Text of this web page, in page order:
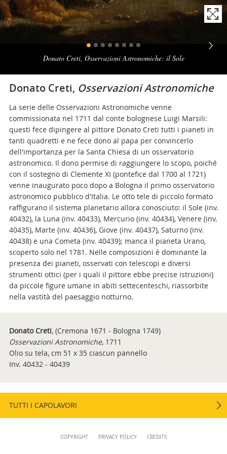
Donato Creti, Osservazioni Astronomiche: il Sole
Naviga
photogallery
Donato Creti, Osservazioni Astronomiche
La serie delle Osservazioni Astronomiche venne
commissionata nel 1711 dal conte bolognese Luigi Marsili:
questi fece dipingere al pittore Donato Creti tutti i pianeti in
tanti quadretti e ne fece dono al papa per convincerlo
dell'importanza per la Santa Chiesa di un osservatorio
astronomico. Il dono permise di raggiungere lo scopo, poiché
con il sostegno di Clemente XI (pontefice dal 1700 al 1721)
venne inaugurato poco dopo a Bologna il primo osservatorio
astronomico pubblico d'Italia. Le otto tele di piccolo formato
raffigurano il sistema planetario allora conosciuto: il Sole (inv.
40432), la Luna (inv. 40433), Mercurio (inv. 40434), Venere (inv.
40435), Marte (inv. 40436), Giove (inv. 40437), Saturno (inv.
40438) e una Cometa (inv. 40439); manca il pianeta Urano,
scoperto solo nel 1781. Nelle composizioni è dominante la
presenza dei pianeti, osservati con telescopi e diversi
strumenti ottici (per i quali il pittore ebbe precise istruzioni)
da piccole figure umane in abiti settecenteschi, riassorbite
nella vastità del paesaggio notturno.
Donato Creti, (Cremona 1671 - Bologna 1749)
Osservazioni Astronomiche, 1711
Olio su tela, cm 51 x 35 ciascun pannello
Inv. 40432 - 40439
TUTTI I CAPOLAVORI
COPYRIGHT PRIVACY POLICY CREDITS